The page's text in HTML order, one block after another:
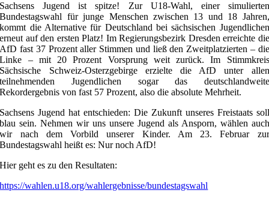
Sachsens Jugend ist spitze! Zur U18-Wahl, einer simulierten
Bundestagswahl für junge Menschen zwischen 13 und 18 Jahren,
kommt die Alternative für Deutschland bei sächsischen Jugendlichen
erneut auf den ersten Platz! Im Regierungsbezirk Dresden erreichte die
AfD fast 37 Prozent aller Stimmen und ließ den Zweitplatzierten – die
Linke – mit 20 Prozent Vorsprung weit zurück. Im Stimmkreis
Sächsische Schweiz-Osterzgebirge erzielte die AfD unter allen
teilnehmenden Jugendlichen sogar das deutschlandweite
Rekordergebnis von fast 57 Prozent, also die absolute Mehrheit.
Sachsens Jugend hat entschieden: Die Zukunft unseres Freistaats soll
blau sein. Nehmen wir uns unsere Jugend als Ansporn, wählen auch
wir nach dem Vorbild unserer Kinder. Am 23. Februar zur
Bundestagswahl heißt es: Nur noch AfD!
Hier geht es zu den Resultaten:
https://wahlen.u18.org/wahlergebnisse/bundestagswahl